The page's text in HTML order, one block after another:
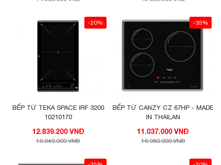
-20%
BẾP TỪ TEKA SPACE IRF 3200
10210170
12.839.200 VNĐ
16.049.000 VNĐ
-35%
BẾP TỪ CANZY CZ 67HP - MADE
IN THAILAN
11.037.000 VNĐ
16.980.000 VNĐ